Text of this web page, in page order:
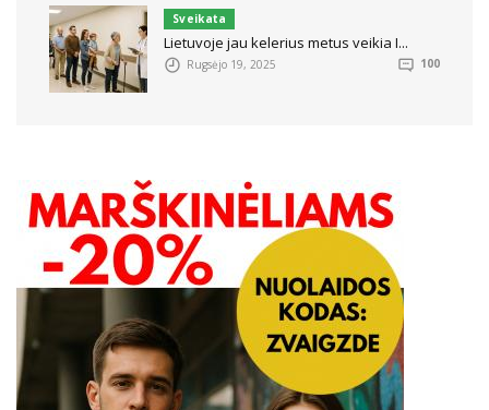
Sveikata
Lietuvoje jau kelerius metus veikia I...
Rugsėjo 19, 2025 100